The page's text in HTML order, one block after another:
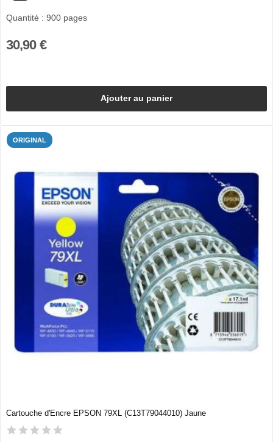
Quantité : 900 pages
30,90 €
Ajouter au panier
ORIGINAL
Cartouche d'Encre EPSON 79XL (C13T79044010) Jaune